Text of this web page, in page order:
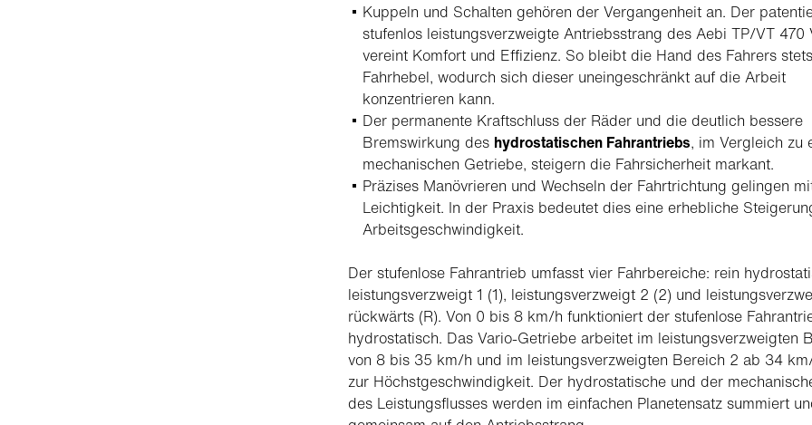
Kuppeln und Schalten gehören der Vergangenheit an. Der
stufenlos leistungsverzweigte Antriebsstrang des Aebi TP/VT 470
vereint Komfort und Effizienz. So bleibt die Hand des Fahrers
Fahrhebel, wodurch sich dieser uneingeschränkt auf die Arbeit
konzentrieren kann.
Der permanente Kraftschluss der Räder und die deutlich bessere
Bremswirkung des hydrostatischen Fahrantriebs, im Vergleich zu
mechanischen Getriebe, steigern die Fahrsicherheit markant.
Präzises Manövrieren und Wechseln der Fahrtrichtung gelingen
Leichtigkeit. In der Praxis bedeutet dies eine erhebliche
Arbeitsgeschwindigkeit.
Der stufenlose Fahrantrieb umfasst vier Fahrbereiche: rein
leistungsverzweigt 1 (1), leistungsverzweigt 2 (2) und
rückwärts (R). Von 0 bis 8 km/h funktioniert der stufenlose
hydrostatisch. Das Vario-Getriebe arbeitet im leistungsverzweigten
von 8 bis 35 km/h und im leistungsverzweigten Bereich 2 ab 34
zur Höchstgeschwindigkeit. Der hydrostatische und der
des Leistungsflusses werden im einfachen Planetensatz summiert